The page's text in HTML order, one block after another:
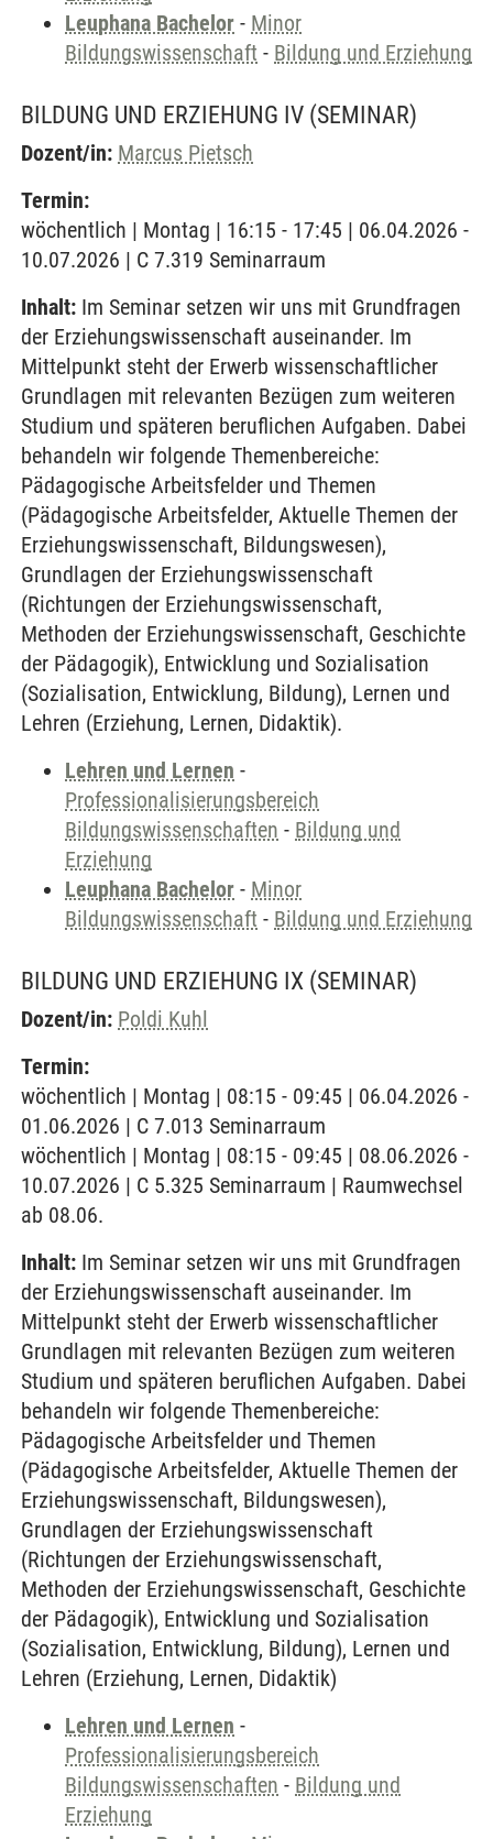
Leuphana Bachelor - Minor
Bildungswissenschaft - Bildung und Erziehung
BILDUNG UND ERZIEHUNG IV (SEMINAR)
Dozent/in: Marcus Pietsch
Termin:
wöchentlich | Montag | 16:15 - 17:45 | 06.04.2026 -
10.07.2026 | C 7.319 Seminarraum
Inhalt: Im Seminar setzen wir uns mit Grundfragen
der Erziehungswissenschaft auseinander. Im
Mittelpunkt steht der Erwerb wissenschaftlicher
Grundlagen mit relevanten Bezügen zum weiteren
Studium und späteren beruflichen Aufgaben. Dabei
behandeln wir folgende Themenbereiche:
Pädagogische Arbeitsfelder und Themen
(Pädagogische Arbeitsfelder, Aktuelle Themen der
Erziehungswissenschaft, Bildungswesen),
Grundlagen der Erziehungswissenschaft
(Richtungen der Erziehungswissenschaft,
Methoden der Erziehungswissenschaft, Geschichte
der Pädagogik), Entwicklung und Sozialisation
(Sozialisation, Entwicklung, Bildung), Lernen und
Lehren (Erziehung, Lernen, Didaktik).
Lehren und Lernen -
Professionalisierungsbereich
Bildungswissenschaften - Bildung und
Erziehung
Leuphana Bachelor - Minor
Bildungswissenschaft - Bildung und Erziehung
BILDUNG UND ERZIEHUNG IX (SEMINAR)
Dozent/in: Poldi Kuhl
Termin:
wöchentlich | Montag | 08:15 - 09:45 | 06.04.2026 -
01.06.2026 | C 7.013 Seminarraum
wöchentlich | Montag | 08:15 - 09:45 | 08.06.2026 -
10.07.2026 | C 5.325 Seminarraum | Raumwechsel
ab 08.06.
Inhalt: Im Seminar setzen wir uns mit Grundfragen
der Erziehungswissenschaft auseinander. Im
Mittelpunkt steht der Erwerb wissenschaftlicher
Grundlagen mit relevanten Bezügen zum weiteren
Studium und späteren beruflichen Aufgaben. Dabei
behandeln wir folgende Themenbereiche:
Pädagogische Arbeitsfelder und Themen
(Pädagogische Arbeitsfelder, Aktuelle Themen der
Erziehungswissenschaft, Bildungswesen),
Grundlagen der Erziehungswissenschaft
(Richtungen der Erziehungswissenschaft,
Methoden der Erziehungswissenschaft, Geschichte
der Pädagogik), Entwicklung und Sozialisation
(Sozialisation, Entwicklung, Bildung), Lernen und
Lehren (Erziehung, Lernen, Didaktik)
Lehren und Lernen -
Professionalisierungsbereich
Bildungswissenschaften - Bildung und
Erziehung